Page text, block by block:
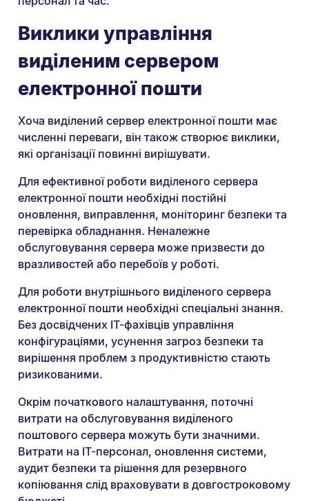
Виклики управління
виділеним сервером
електронної пошти
Хоча виділений сервер електронної пошти має
численні переваги, він також створює виклики,
які організації повинні вирішувати.
Для ефективної роботи виділеного сервера
електронної пошти необхідні постійні
оновлення, виправлення, моніторинг безпеки та
перевірка обладнання. Неналежне
обслуговування сервера може призвести до
вразливостей або перебоїв у роботі.
Для роботи внутрішнього виділеного сервера
електронної пошти необхідні спеціальні знання.
Без досвідчених ІТ-фахівців управління
конфігураціями, усунення загроз безпеки та
вирішення проблем з продуктивністю стають
ризикованими.
Окрім початкового налаштування, поточні
витрати на обслуговування виділеного
поштового сервера можуть бути значними.
Витрати на ІТ-персонал, оновлення системи,
аудит безпеки та рішення для резервного
копіювання слід враховувати в довгостроковому